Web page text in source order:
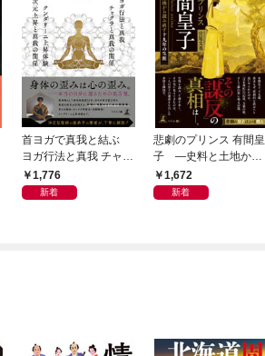
首ヨガで真我と結ぶ
ヨガ行法と真我 チャク
ラと真我の関係 クンダ
リーニ上昇体験 次元上
1,776
新着
悲劇のプリンス 有間皇
子 ―史料と土地から
読み直す十九年の生涯
1,672
新着